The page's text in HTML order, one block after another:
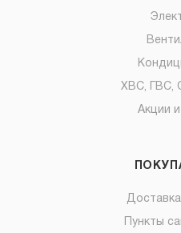
ХВС, ГВС,
Акции
Пункты